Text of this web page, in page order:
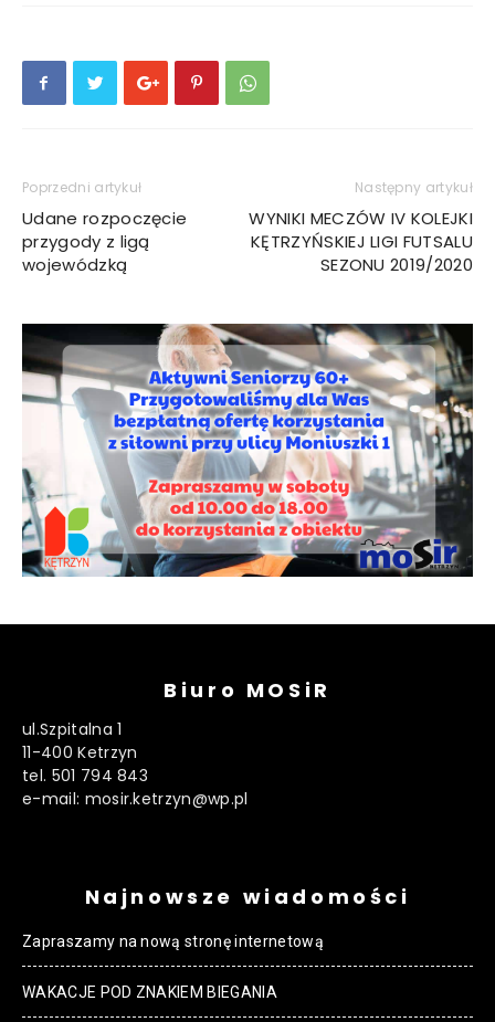
Poprzedni artykuł
Udane rozpoczęcie
przygody z ligą
wojewódzką
Następny artykuł
WYNIKI MECZÓW IV KOLEJKI
KĘTRZYŃSKIEJ LIGI FUTSALU
SEZONU 2019/2020
Biuro MOSiR
ul.Szpitalna 1
11-400 Ketrzyn
tel. 501 794 843
e-mail: mosir.ketrzyn@wp.pl
Najnowsze wiadomości
Zapraszamy na nową stronę internetową
WAKACJE POD ZNAKIEM BIEGANIA